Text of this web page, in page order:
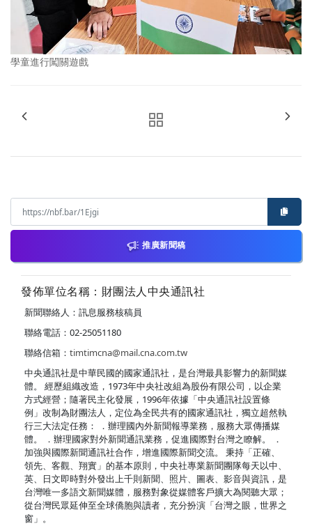
學童進行闖關遊戲
推廣新聞稿
發佈單位名稱：財團法人中央通訊社
新聞聯絡人：訊息服務核稿員
聯絡電話：02-25051180
聯絡信箱： timtimcna@mail.cna.com.tw
中央通訊社是中華民國的國家通訊社，是台灣最具影響力的新聞媒
體。 經歷組織改造，1973年中央社改組為股份有限公司，以企業
方式經營；隨著民主化發展，1996年依據「中央通訊社設置條
例」改制為財團法人，定位為全民共有的國家通訊社，獨立超然執
行三大法定任務： ．辦理國內外新聞報導業務，服務大眾傳播媒
體。 ．辦理國家對外新聞通訊業務，促進國際對台灣之瞭解。 ．
加強與國際新聞通訊社合作，增進國際新聞交流。 秉持「正確、
領先、客觀、翔實」的基本原則，中央社專業新聞團隊每天以中、
英、日文即時對外發出上千則新聞、照片、圖表、影音與資訊，是
台灣唯一多語文新聞媒體，服務對象從媒體客戶擴大為閱聽大眾；
從台灣民眾延伸至全球僑胞與讀者，充分扮演「台灣之眼，世界之
窗」。